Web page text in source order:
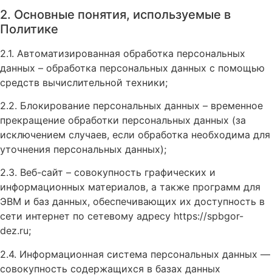
2. Основные понятия, используемые в
Политике
2.1. Автоматизированная обработка персональных
данных – обработка персональных данных с помощью
средств вычислительной техники;
2.2. Блокирование персональных данных – временное
прекращение обработки персональных данных (за
исключением случаев, если обработка необходима для
уточнения персональных данных);
2.3. Веб-сайт – совокупность графических и
информационных материалов, а также программ для
ЭВМ и баз данных, обеспечивающих их доступность в
сети интернет по сетевому адресу https://spbgor-
dez.ru;
2.4. Информационная система персональных данных —
совокупность содержащихся в базах данных